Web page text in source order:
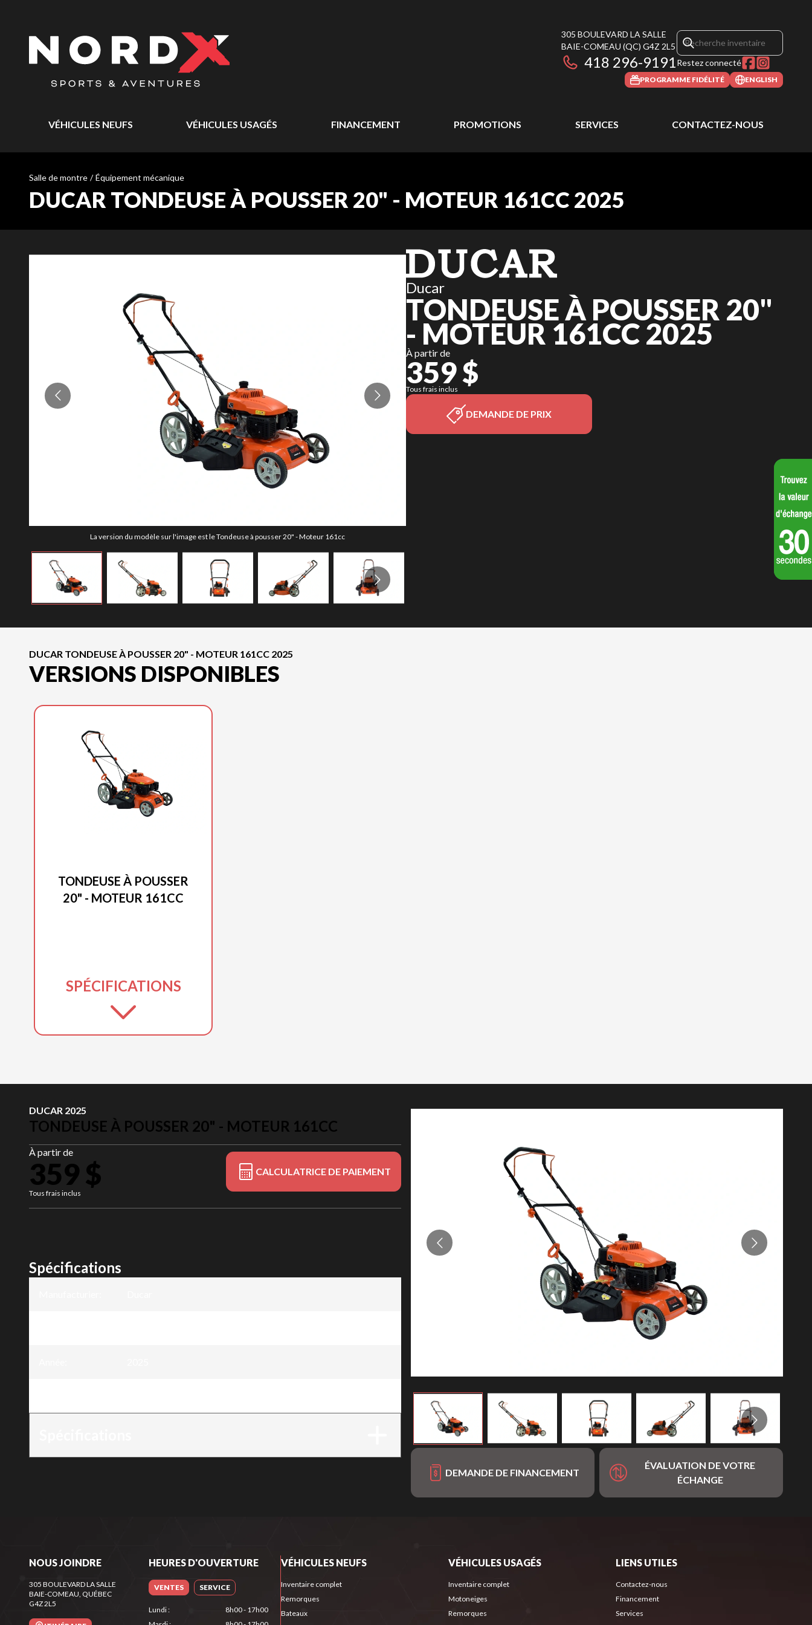
305 BOULEVARD LA SALLE
BAIE-COMEAU (QC) G4Z 2L5
418 296-9191Restez connecté
PROGRAMME FIDÉLITÉ ENGLISH
VÉHICULES NEUFS VÉHICULES USAGÉS FINANCEMENT PROMOTIONS SERVICES CONTACTEZ-NOUS
Salle de montre / Équipement mécanique
DUCAR TONDEUSE À POUSSER 20" - MOTEUR 161CC 2025
La version du modèle sur l'image est le Tondeuse à pousser 20" - Moteur 161cc
Ducar
TONDEUSE À POUSSER 20"
- MOTEUR 161CC 2025
À partir de
359 $
Tous frais inclus
DEMANDE DE PRIX
DUCAR TONDEUSE À POUSSER 20" - MOTEUR 161CC 2025
VERSIONS DISPONIBLES
TONDEUSE À POUSSER
20" - MOTEUR 161CC
SPÉCIFICATIONS
DUCAR 2025
TONDEUSE À POUSSER 20" - MOTEUR 161CC
À partir de
359 $
Tous frais inclus
CALCULATRICE DE PAIEMENT
DEMANDE DE FINANCEMENT
ÉVALUATION DE VOTRE
ÉCHANGE
Spécifications
NOUS JOINDRE
305 BOULEVARD LA SALLE
BAIE-COMEAU, QUÉBEC
G4Z 2L5
HEURES D'OUVERTURE
VENTES SERVICE
Lundi:
8h00 - 17h00
VÉHICULES NEUFS
Inventaire complet
Remorques
Bateaux
VÉHICULES USAGÉS
Inventaire complet
Motoneiges
Remorques
LIENS UTILES
Contactez-nous
Financement
Services